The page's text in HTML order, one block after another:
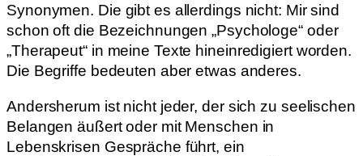
Synonymen. Die gibt es allerdings nicht: Mir sind
schon oft die Bezeichnungen „Psychologe“ oder
„Therapeut“ in meine Texte hineinredigiert worden.
Die Begriffe bedeuten aber etwas anderes.
Andersherum ist nicht jeder, der sich zu seelischen
Belangen äußert oder mit Menschen in
Lebenskrisen Gespräche führt, ein